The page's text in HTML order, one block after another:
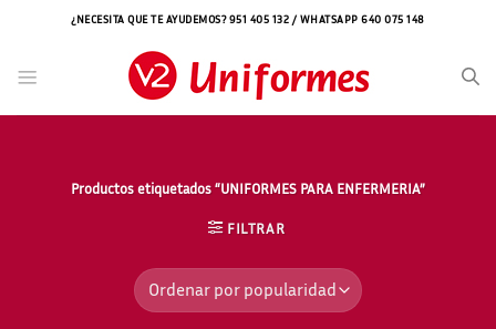
¿NECESITA QUE TE AYUDEMOS? 951 405 132 / WHATSAPP 640 075 148
Productos etiquetados “UNIFORMES PARA ENFERMERIA”
FILTRAR